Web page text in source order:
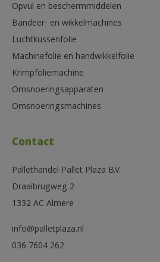
Opvul en beschermmiddelen
Bandeer- en wikkelmachines
Luchtkussenfolie
Machinefolie en handwikkelfolie
Krimpfoliemachine
Omsnoeringsapparaten
Omsnoeringsmachines
Contact
Pallethandel Pallet Plaza B.V.
Draaibrugweg 2
1332 AC Almere
info@palletplaza.nl
036 7604 262